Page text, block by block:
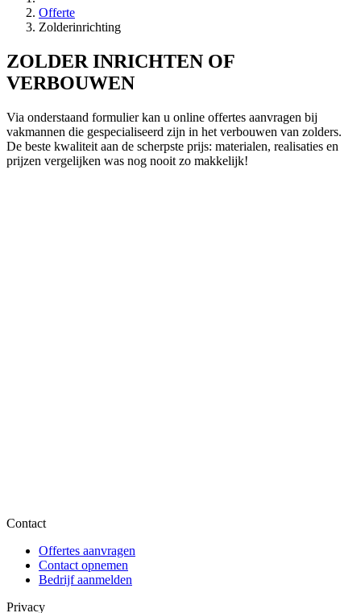
Offerte
Zolderinrichting
ZOLDER INRICHTEN OF
VERBOUWEN
Via onderstaand formulier kan u online offertes aanvragen bij
vakmannen die gespecialiseerd zijn in het verbouwen van zolders.
De beste kwaliteit aan de scherpste prijs: materialen, realisaties en
prijzen vergelijken was nog nooit zo makkelijk!
Contact
Offertes aanvragen
Contact opnemen
Bedrijf aanmelden
Privacy